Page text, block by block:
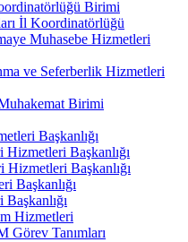
Birimi
İl Koordinatörlüğü
Muhasebe Hizmetleri
ve Seferberlik Hizmetleri
Birimi
Başkanlığı
Başkanlığı
Hizmetleri Başkanlığı
Başkanlığı
Hizmetleri
Görev Tanımları